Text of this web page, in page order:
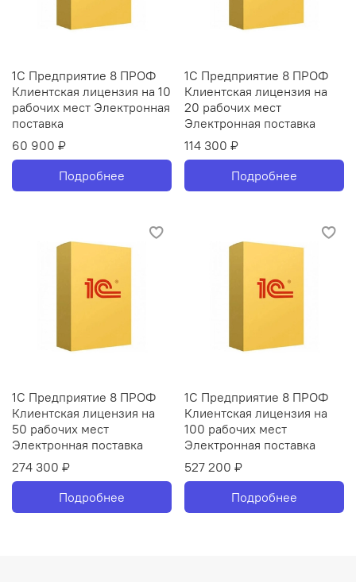
1С Предприятие 8 ПРОФ
Клиентская лицензия на 10
рабочих мест Электронная
поставка
60 900 ₽
Подробнее
1С Предприятие 8 ПРОФ
Клиентская лицензия на
20 рабочих мест
Электронная поставка
114 300 ₽
Подробнее
1С Предприятие 8 ПРОФ
Клиентская лицензия на
50 рабочих мест
Электронная поставка
274 300 ₽
Подробнее
1С Предприятие 8 ПРОФ
Клиентская лицензия на
100 рабочих мест
Электронная поставка
527 200 ₽
Подробнее